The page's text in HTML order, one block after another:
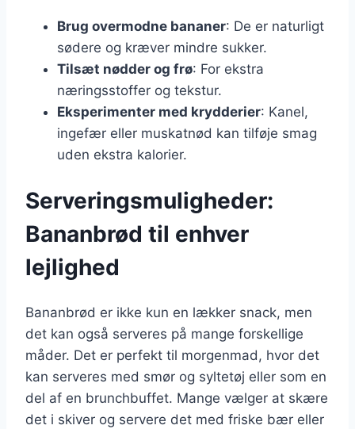
Brug overmodne bananer: De er naturligt
sødere og kræver mindre sukker.
Tilsæt nødder og frø: For ekstra
næringsstoffer og tekstur.
Eksperimenter med krydderier: Kanel,
ingefær eller muskatnød kan tilføje smag
uden ekstra kalorier.
Serveringsmuligheder:
Bananbrød til enhver
lejlighed
Bananbrød er ikke kun en lækker snack, men
det kan også serveres på mange forskellige
måder. Det er perfekt til morgenmad, hvor det
kan serveres med smør og syltetøj eller som en
del af en brunchbuffet. Mange vælger at skære
det i skiver og servere det med friske bær eller